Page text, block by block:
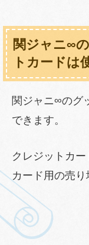
関ジャニ∞
トカードは
関ジャニ∞のグ
できます。
クレジットカ
カード用の売り